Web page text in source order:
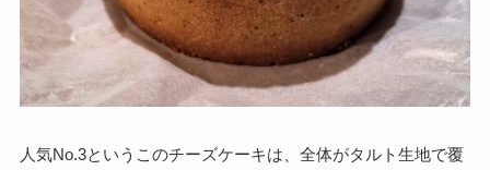
人気No.3というこのチーズケーキは、全体がタルト生地で覆